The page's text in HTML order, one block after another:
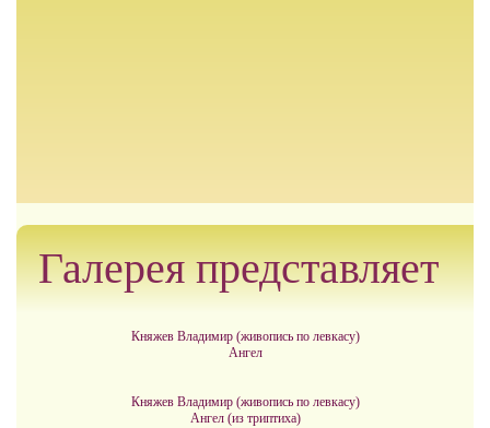
Галерея представляет
Княжев Владимир (живопись по левкасу)
Ангел
Княжев Владимир (живопись по левкасу)
Ангел (из триптиха)